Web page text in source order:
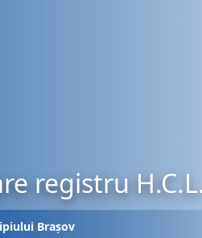
registru
Brașov